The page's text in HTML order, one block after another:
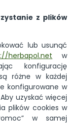
z plików
lub usunąć
herbapol.net w
konfigurację
różne w każdej
konfigurowane w
uzyskać więcej
plików cookies w
w samej